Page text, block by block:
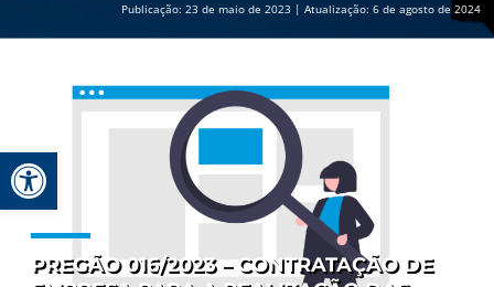
Barra de Ferramentas Aberta
Publicação: 23 de maio de 2023 | Atualização: 6 de agosto de 2024
PREGÃO 016/2023 – CONTRATAÇÃO DE